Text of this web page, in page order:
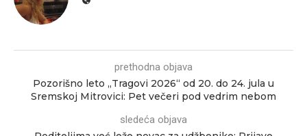
prethodna objava
Pozorišno leto „Tragovi 2026“ od 20. do 24. jula u
Sremskoj Mitrovici: Pet večeri pod vedrim nebom
sledeća objava